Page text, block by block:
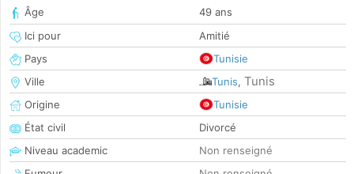
Âge
49 ans
Ici pour
Amitié
Pays
Tunisie
Ville
Tunis, Tunis
Origine
Tunisie
État civil
Divorcé
Niveau academic
Non renseigné